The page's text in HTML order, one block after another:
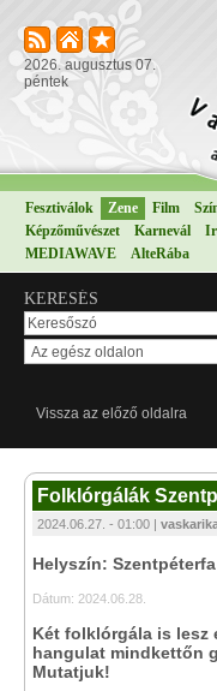
2026. augusztus 07.
péntek
Fesztiválok Zene Film
Képzőművészet
Karnevál
MEDIAWAVE
AlteRába
KERESÉS
Vissza az előző oldalra
Folklórgálák
2024.06.27. - 01:00 |
Helyszín: Szentpéterfa
Dátum: 2024.06.28.
Két folklórgála is lesz
hangulat mindkettőn
Mutatjuk!